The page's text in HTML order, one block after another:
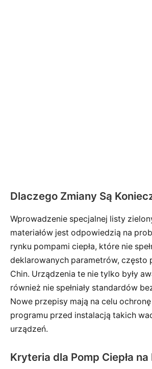
Dlaczego Zmiany Są
Wprowadzenie specjalnej listy
materiałów jest odpowiedzią na
rynku pompami ciepła, które nie
deklarowanych parametrów, często
Chin. Urządzenia te nie tylko były
również nie spełniały standardów
Nowe przepisy mają na celu
programu przed instalacją takich
urządzeń.
Kryteria dla Pomp Ciepła